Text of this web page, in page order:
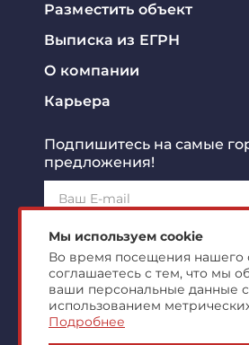
Разместить объект
Выписка из ЕГРН
О компании
Карьера
Подпишитесь на самые
предложения!
Подписаться!
Я ознакомлен сполитикой
согласен наобработку
Мы используем cookie
Во время посещения нашего
соглашаетесь с тем, что мы
ваши персональные данные с
использованием
Подробнее